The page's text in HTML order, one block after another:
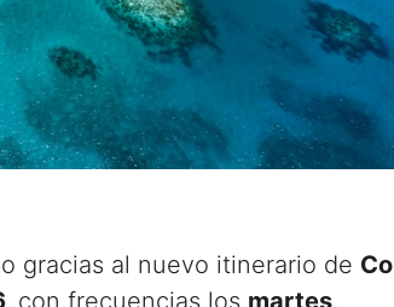
gracias al nuevo itinerario de
con frecuencias los martes,